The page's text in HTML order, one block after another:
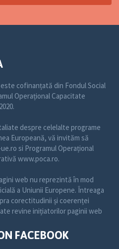
cofinanțată din Fondul Social
Operațional Capacitate
despre celelalte programe
Europeană, vă invităm să
si Programul Operațional
www.poca.ro.
web nu reprezintă în mod
a Uniunii Europene. Întreaga
corectitudinii și coerenței
revine inițiatorilor paginii web
FACEBOOK